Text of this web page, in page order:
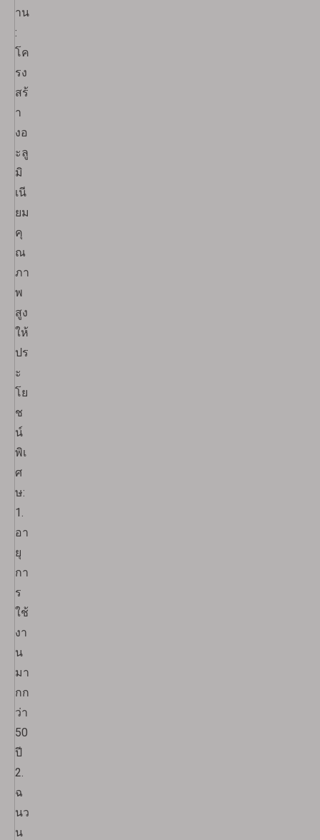
าน
:
โค
รง
สร้
า
งอ
ะลู
มิ
เนี
ยม
คุ
ณ
ภา
พ
สูง
ให้
ปร
ะ
โย
ช
น์
พิเ
ศ
ษ:
1.
อา
ยุ
กา
ร
ใช้
งา
น
มา
กก
ว่า
50
ปี
2.
ฉ
นว
น